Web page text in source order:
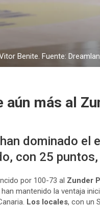
Benite. Fuente:
aún más al
dominado el
con 25
por 100-73 al Zunder
mantenido la ventaja
Los locales, con un